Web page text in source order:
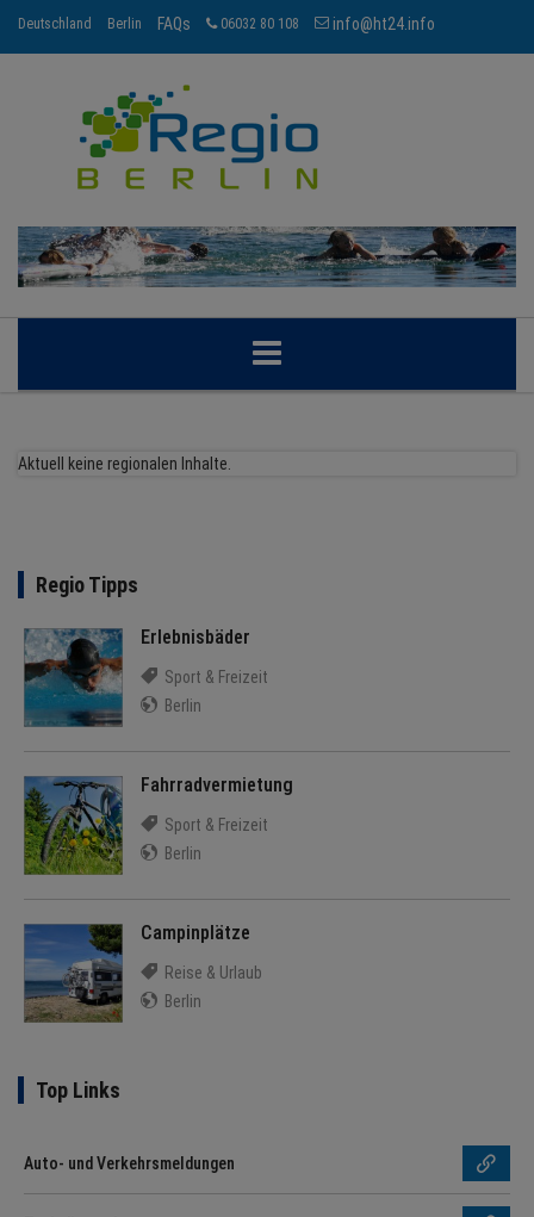
Deutschland Berlin FAQs 06032 80 108 info@ht24.info
TERMINE
ANGEBOTE
JOBS
MEDIEN
KONTAKT
Aktuell keine regionalen Inhalte.
Regio Tipps
Erlebnisbäder
Sport & Freizeit
Berlin
Fahrradvermietung
Sport & Freizeit
Berlin
Campinplätze
Reise & Urlaub
Berlin
Top Links
Auto- und Verkehrsmeldungen